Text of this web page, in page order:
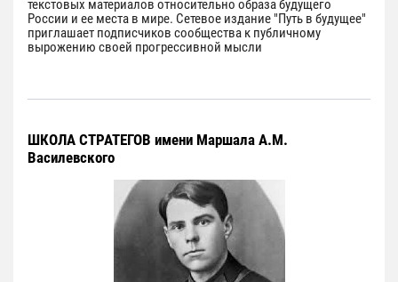
текстовых материалов относительно образа будущего
России и ее места в мире. Сетевое издание "Путь в будущее"
приглашает подписчиков сообщества к публичному
вырожению своей прогрессивной мысли
ШКОЛА СТРАТЕГОВ имени Маршала А.М.
Василевского